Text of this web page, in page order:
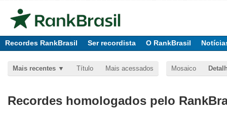
Recordes RankBrasil Ser recordista O RankBrasil
Mais recentes Título Mais acessados Mosaico
Recordes homologados pelo